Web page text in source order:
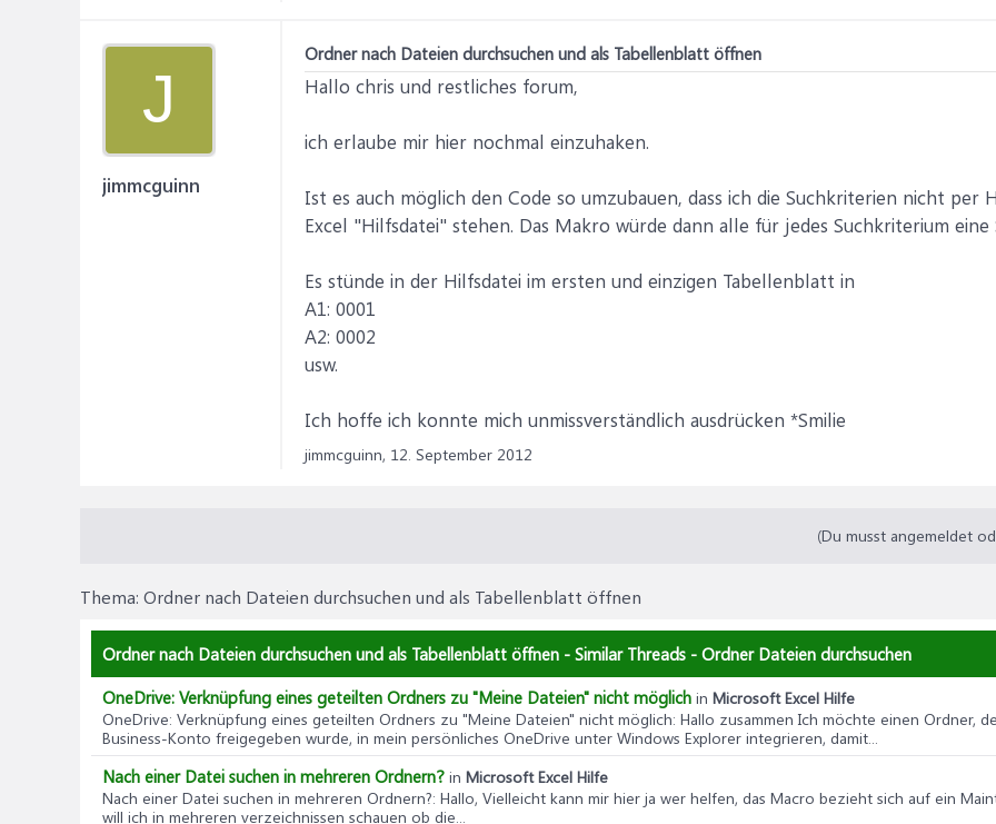
If First = 1 Then
strPath = strVerzeichnis
End If
Do While StrName > ""
If StrName ThisWorkbook.Name Then
Dim objWb As Object
Dim objSH As Object
Dim AktuelleMappe As Workbook
Set AktuelleMappe = ActiveWorkbook
Set objWb = GetObject(strPath & "\" & StrName)
objSH.Copy Before:=AktuelleMappe.Sheets(1)
objWb.Close savechanges:=False
Loop
If FSO.SubFolders.Count > 0 Then
ffile strPath & "\", StrSearch, 0
End If
Next
Exit Sub
errhandler:
MsgBox "Fehlernr:" & Err.Number & " " & Err.Description
objWb.Close savechanges:=False
J
jimmcguinn
Ordner nach Dateien durchsuchen und als Tabellenblatt öffnen
Hallo chris und restliches forum,
ich erlaube mir hier nochmal einzuhaken.
Ist es auch möglich den Code so umzubauen, dass ich die Suchkriterien nicht per
Excel "Hilfsdatei" stehen. Das Makro würde dann alle für jedes Suchkriterium eine
Es stünde in der Hilfsdatei im ersten und einzigen Tabellenblatt in
A1: 0001
A2: 0002
usw.
Ich hoffe ich konnte mich unmissverständlich ausdrücken *Smilie
jimmcguinn, 12. September 2012
(Du musst angemeldet
Thema: Ordner nach Dateien durchsuchen und als Tabellenblatt öffnen
Ordner nach Dateien durchsuchen und als Tabellenblatt öffnen - Similar Threads - Ordner Dateien durchsuchen
OneDrive: Verknüpfung eines geteilten Ordners zu "Meine Dateien" nicht möglich in Microsoft Excel Hilfe
OneDrive: Verknüpfung eines geteilten Ordners zu "Meine Dateien" nicht möglich: Hallo zusammen Ich möchte einen Ordner,
Business-Konto freigegeben wurde, in mein persönliches OneDrive unter Windows Explorer integrieren, damit...
Nach einer Datei suchen in mehreren Ordnern? in Microsoft Excel Hilfe
Nach einer Datei suchen in mehreren Ordnern?: Hallo, Vielleicht kann mir hier ja wer helfen, das Macro bezieht sich auf ein
will ich in mehreren verzeichnissen schauen ob die...